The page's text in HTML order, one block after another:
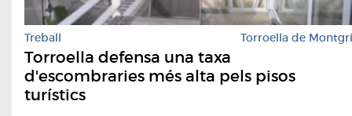
Treball Torroella de Montgrí
Torroella defensa una taxa
d'escombraries més alta pels pisos
turístics